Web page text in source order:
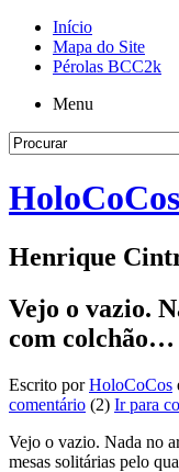
Início
Mapa do Site
Pérolas BCC2k
Menu
Henrique
Vejo o vazio.
com colchão…
Escrito porHoloCoCos
comentário (2) Ir para
Vejo o vazio. Nada no
mesas solitárias pelo